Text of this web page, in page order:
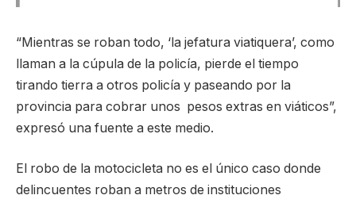
“Mientras se roban todo, ‘la jefatura viatiquera’, como
llaman a la cúpula de la policía, pierde el tiempo
tirando tierra a otros policía y paseando por la
provincia para cobrar unos pesos extras en viáticos”,
expresó una fuente a este medio.
El robo de la motocicleta no es el único caso donde
delincuentes roban a metros de instituciones